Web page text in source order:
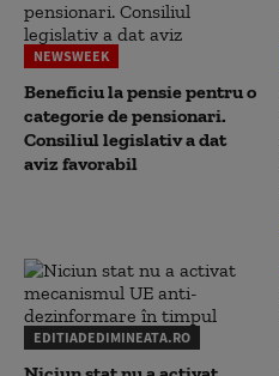
NEWSWEEK
Beneficiu la pensie pentru o
categorie de pensionari.
Consiliul legislativ a dat
aviz favorabil
EDITIADEDIMINEATA.RO